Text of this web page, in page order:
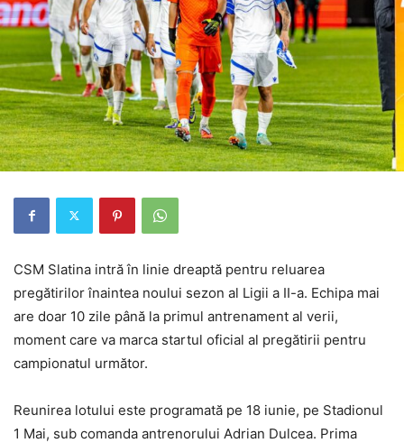
CSM Slatina intră în linie dreaptă pentru reluarea
pregătirilor înaintea noului sezon al Ligii a II-a. Echipa mai
are doar 10 zile până la primul antrenament al verii,
moment care va marca startul oficial al pregătirii pentru
campionatul următor.
Reunirea lotului este programată pe 18 iunie, pe Stadionul
1 Mai, sub comanda antrenorului Adrian Dulcea. Prima